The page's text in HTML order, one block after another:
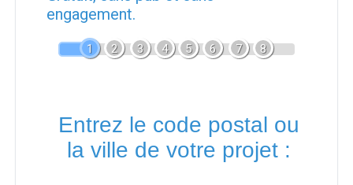
engagement.
1 2 3 4 5 6 7 8
Entrez le code postal ou
la ville de votre projet :